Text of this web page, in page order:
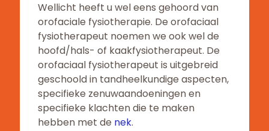
Wellicht heeft u wel eens gehoord van
orofaciale fysiotherapie. De orofaciaal
fysiotherapeut noemen we ook wel de
hoofd/hals- of kaakfysiotherapeut. De
orofaciaal fysiotherapeut is uitgebreid
geschoold in tandheelkundige aspecten,
specifieke zenuwaandoeningen en
specifieke klachten die te maken
hebben met de nek.